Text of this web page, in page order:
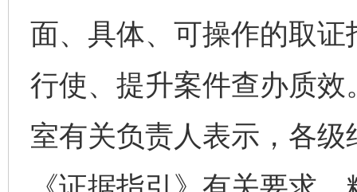
面、具体、可操作的取
行使、提升案件查办质效
室有关负责人表示，各